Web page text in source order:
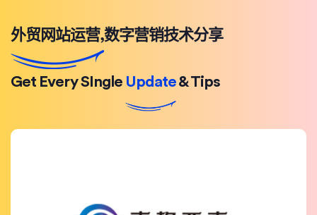
外贸网站运营,数字营销技术分享
Get Every SIngle Update& Tips